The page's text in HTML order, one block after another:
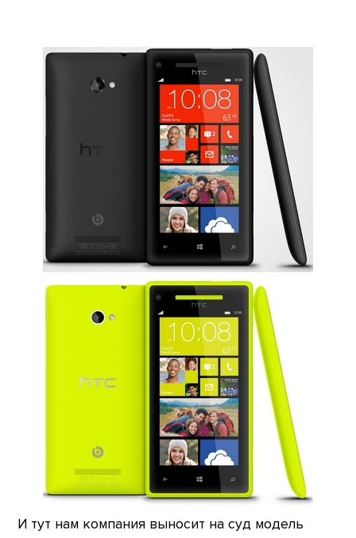
И тут нам компания выносит на суд модель